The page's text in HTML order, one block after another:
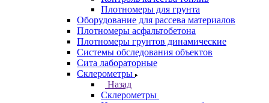
Плотномеры для грунта
Оборудование для рассева материалов
Плотномеры асфальтобетона
Плотномеры грунтов динамические
Системы обследования объектов
Сита лабораторные
Склерометры
Назад
Склерометры